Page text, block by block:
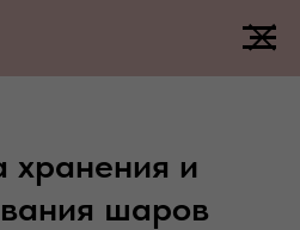
хранения и
шаров